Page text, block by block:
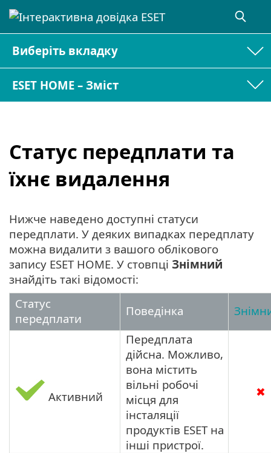
Виберіть вкладку
ESET HOME – Зміст
Статус передплати та
їхнє видалення
Нижче наведено доступні статуси
передплати. У деяких випадках передплату
можна видалити з вашого облікового
запису ESET HOME. У стовпці Знімний
знайдіть такі відомості:
Статус
передплати
Поведінка
Активний
Передплата
дійсна. Можливо,
вона містить
вільні робочі
місця для
інсталяції
продуктів ESET на
інші пристрої.
✖